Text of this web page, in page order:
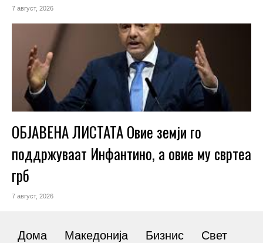
7 август, 2026
ОБЈАВЕНА ЛИСТАТА Овие земји го
поддржуваат Инфантино, а овие му свртеа
грб
7 август, 2026
Дома Македонија Бизнис Свет